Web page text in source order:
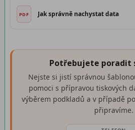
Jak správně nachystat data
Potřebujete poradit
Nejste si jistí správnou
pomoci s přípravou tiskových
výběrem podkladů a v případě
připravíme.